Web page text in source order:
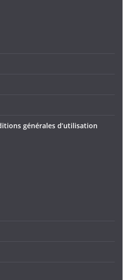
générales d’utilisation